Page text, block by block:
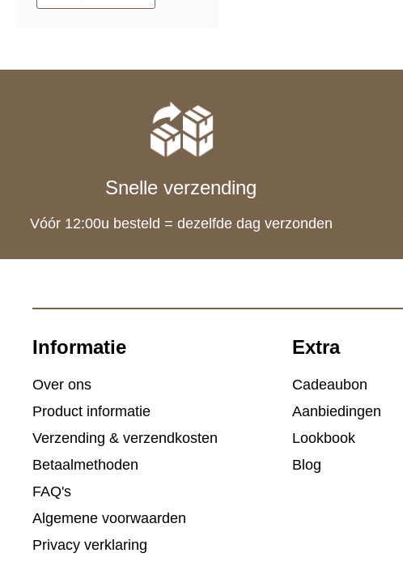
Snelle verzending
Vóór 12:00u besteld = dezelfde dag verzonden
Informatie
Over ons
Product informatie
Verzending & verzendkosten
Betaalmethoden
FAQ's
Algemene voorwaarden
Privacy verklaring
Extra
Cadeaubon
Aanbiedingen
Lookbook
Blog